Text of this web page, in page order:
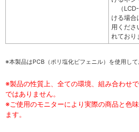
（LCD-
ける場合
用くださ
れており
※本製品はPCB（ポリ塩化ビフェニル）を使用して
※製品の性質上、全ての環境、組み合わせ
ではありません。
※ご使用のモニターにより実際の商品と色
ます。